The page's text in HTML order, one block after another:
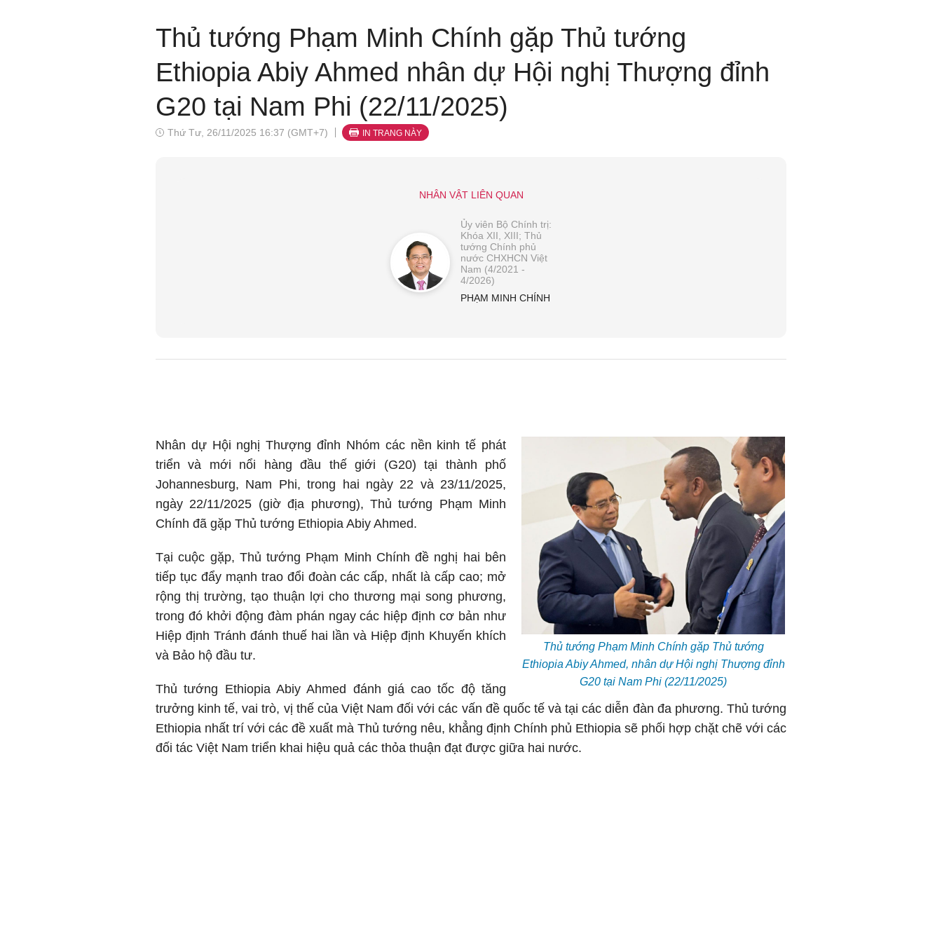
Thủ tướng Phạm Minh Chính gặp Thủ tướng
Ethiopia Abiy Ahmed nhân dự Hội nghị Thượng đỉnh
G20 tại Nam Phi (22/11/2025)
Thứ Tư, 26/11/2025 16:37 (GMT+7) IN TRANG NÀY
NHÂN VẬT LIÊN QUAN
Ủy viên Bộ Chính trị:
Khóa XII, XIII; Thủ
tướng Chính phủ
nước CHXHCN Việt
Nam (4/2021 -
4/2026)
PHẠM MINH CHÍNH
Thủ tướng Phạm Minh Chính gặp Thủ tướng
Ethiopia Abiy Ahmed, nhân dự Hội nghị Thượng đỉnh
G20 tại Nam Phi (22/11/2025)
Nhân dự Hội nghị Thượng đỉnh Nhóm các nền kinh tế phát
triển và mới nổi hàng đầu thế giới (G20) tại thành phố
Johannesburg, Nam Phi, trong hai ngày 22 và 23/11/2025,
ngày 22/11/2025 (giờ địa phương), Thủ tướng Phạm Minh
Chính đã gặp Thủ tướng Ethiopia Abiy Ahmed.
Tại cuộc gặp, Thủ tướng Phạm Minh Chính đề nghị hai bên
tiếp tục đẩy mạnh trao đổi đoàn các cấp, nhất là cấp cao; mở
rộng thị trường, tạo thuận lợi cho thương mại song phương,
trong đó khởi động đàm phán ngay các hiệp định cơ bản như
Hiệp định Tránh đánh thuế hai lần và Hiệp định Khuyến khích
và Bảo hộ đầu tư.
Thủ tướng Ethiopia Abiy Ahmed đánh giá cao tốc độ tăng
trưởng kinh tế, vai trò, vị thế của Việt Nam đối với các vấn đề quốc tế và tại các diễn đàn đa phương. Thủ tướng
Ethiopia nhất trí với các đề xuất mà Thủ tướng nêu, khẳng định Chính phủ Ethiopia sẽ phối hợp chặt chẽ với các
đối tác Việt Nam triển khai hiệu quả các thỏa thuận đạt được giữa hai nước.